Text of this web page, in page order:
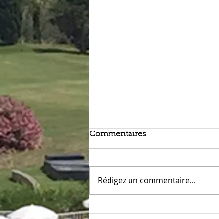
Commentaires
Rédigez un commentaire...